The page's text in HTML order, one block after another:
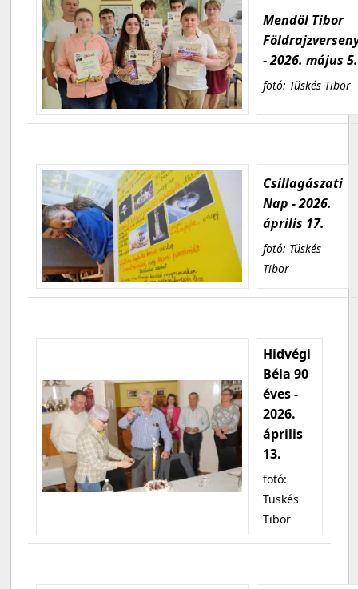
Mendöl Tibor
- 2026. május 5.
fotó: Tüskés Tibor
Csillagászati
Nap - 2026.
április 17.
fotó: Tüskés
Tibor
Hidvégi
Béla 90
éves -
2026.
április
13.
fotó:
Tüskés
Tibor